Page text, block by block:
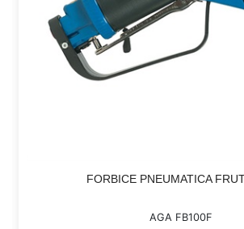
FORBICE PNEUMATICA
AGA FB100F